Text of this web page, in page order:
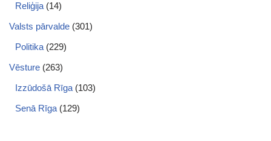
Reliģija (14)
Valsts pārvalde (301)
Politika (229)
Vēsture (263)
Izzūdošā Rīga (103)
Senā Rīga (129)